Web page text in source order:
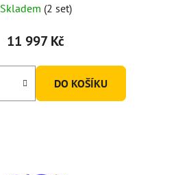
Skladem (2 set)
11 997 Kč
DO KOŠÍKU